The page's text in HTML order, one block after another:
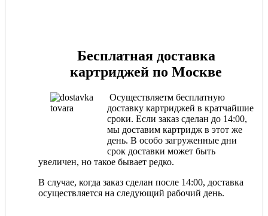
Бесплатная доставка
картриджей по Москве
Осуществляетм бесплатную
доставку картриджей в кратчайшие
сроки. Если заказ сделан до 14:00,
мы доставим картридж в этот же
день. В особо загруженные дни
срок доставки может быть
увеличен, но такое бывает редко.
В случае, когда заказ сделан после 14:00, доставка
осуществляется на следующий рабочий день.